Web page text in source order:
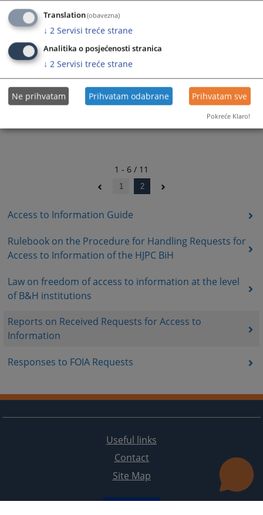
Access to Information Guide
Rulebook on the Procedure for Handling Requests for
Access to Information of the HJPC BiH
Law on freedom of access to information at the level
of B&H institutions
Reports on Received Requests for Access to
Information
Responses to FOIA Requests
03.04.2025.
1 - 6 / 11
1 2
Useful links
Contact
Site Map
Translation(obavezna)
↓ 2 Servisi treće strane
Analitika o posjećenosti stranica
↓ 2 Servisi treće strane
Ne prihvatam Prihvatam odabrane Prihvatam sve
Pokreće Klaro!